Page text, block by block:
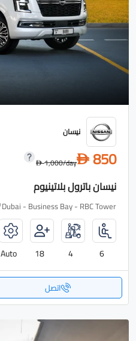
نيسان
D 850
D1,000/day
نيسان باترول بلاتينيوم
Dubai - Business Bay - RBC Tower
6
4
18
Auto
اتصل